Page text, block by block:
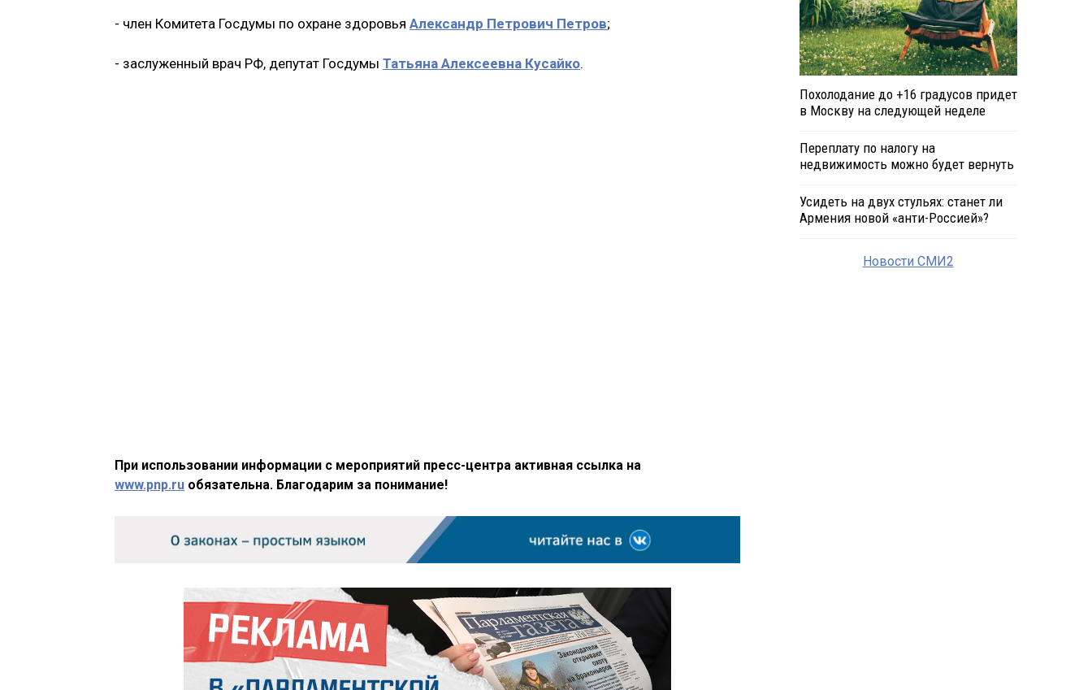
- член Комитета Госдумы по охране здоровья Александр Петрович Петров;
- заслуженный врач РФ, депутат Госдумы Татьяна Алексеевна Кусайко.
При использовании информации с мероприятий пресс-центра активная ссылка на
www.pnp.ru обязательна. Благодарим за понимание!
Похолодание до +16 градусов придет
в Москву на следующей неделе
Переплату по налогу на
недвижимость можно будет вернуть
Усидеть на двух стульях: станет ли
Армения новой «анти-Россией»?
Новости СМИ2